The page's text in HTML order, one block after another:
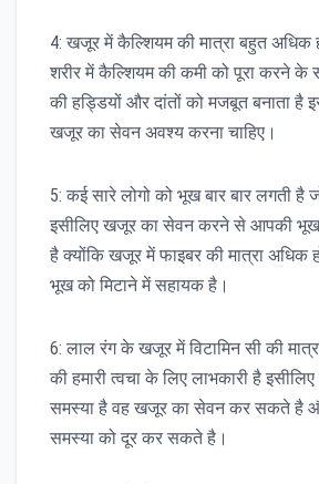
4: खजूर में कैल्शियम की मात्रा बहुत अधिक
शरीर में कैल्शियम की कमी को पूरा करने के
की हड्डियों और दांतों को मजबूत बनाता है
खजूर का सेवन अवश्य करना चाहिए।
5: कई सारे लोगो को भूख बार बार लगती है
इसीलिए खजूर का सेवन करने से आपकी भूख
है क्योंकि खजूर में फाइबर की मात्रा अधिक
भूख को मिटाने में सहायक है।
6: लाल रंग के खजूर में विटामिन सी की
की हमारी त्वचा के लिए लाभकारी है
समस्या है वह खजूर का सेवन कर सकते है
समस्या को दूर कर सकते है।